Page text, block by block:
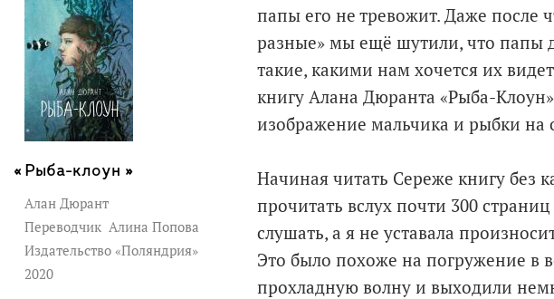
Рыба-клоун »
Алан Дюрант
Переводчик Алина Попова
Издательство «Поляндрия»
2020
папы его не тревожит. Даже после
разные» мы ещё шутили, что папы
такие, какими нам хочется их
книгу Алана Дюранта «Рыба-
изображение мальчика и рыбки на
Начиная читать Сереже книгу без
прочитать вслух почти 300
слушать, а я не уставала
Это было похоже на погружение в
прохладную волну и выходили